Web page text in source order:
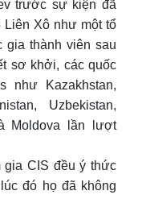
trước sự kiện đã
Liên Xô như một tổ
gia thành viên sau
sơ khởi, các quốc
như Kazakhstan,
Uzbekistan,
Moldova lần lượt
gia CIS đều ý thức
đó họ đã không